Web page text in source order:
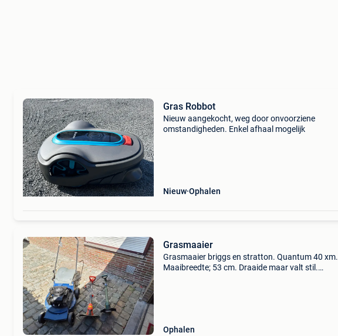
Gras Robbot
Nieuw aangekocht, weg door onvoorziene
omstandigheden. Enkel afhaal mogelijk
Nieuw Ophalen
Grasmaaier
Grasmaaier briggs en stratton. Quantum 40 xm.
Maaibreedte; 53 cm. Draaide maar valt stil.
Ophalen